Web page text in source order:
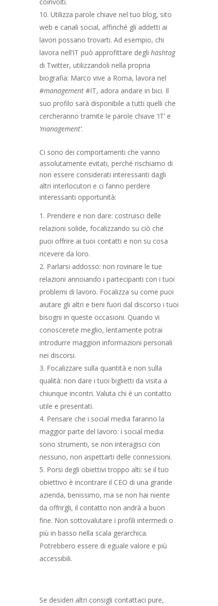
coinvolti.
Utilizza parole chiave nel tuo blog, sito
web e canali social, affinché gli addetti ai
lavori possano trovarti. Ad esempio, chi
lavora nell’IT può approfittare degli hashtag
di Twitter, utilizzandoli nella propria
biografia: Marco vive a Roma, lavora nel
#management#IT, adora andare in bici. Il
suo profilo sarà disponibile a tutti quelli che
cercheranno tramite le parole chiave ‘IT’ e
‘management’.
Ci sono dei comportamenti che vanno
assolutamente evitati, perché rischiamo di
non essere considerati interessanti dagli
altri interlocutori e ci fanno perdere
interessanti opportunità:
Prendere e non dare: costruisci delle
relazioni solide, focalizzando su ciò che
puoi offrire ai tuoi contatti e non su cosa
ricevere da loro.
Parlarsi addosso: non rovinare le tue
relazioni annoiando i partecipanti con i tuoi
problemi di lavoro. Focalizza su come puoi
aiutare gli altri e tieni fuori dal discorso i tuoi
bisogni in queste occasioni. Quando vi
conoscerete meglio, lentamente potrai
introdurre maggiori informazioni personali
nei discorsi.
Focalizzare sulla quantità e non sulla
qualità: non dare i tuoi biglietti da visita a
chiunque incontri. Valuta chi è un contatto
utile e presentati.
Pensare che i social media faranno la
maggior parte del lavoro: i social media
sono strumenti, se non interagisci con
nessuno, non aspettarti delle connessioni.
Porsi degli obiettivi troppo alti: se il tuo
obiettivo è incontrare il CEO di una grande
azienda, benissimo, ma se non hai niente
da offrirgli, il contatto non andrà a buon
fine. Non sottovalutare i profili intermedi o
più in basso nella scala gerarchica.
Potrebbero essere di eguale valore e più
accessibili.
Se desideri altri consigli contattaci pure,